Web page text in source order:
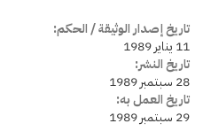
تاريخ إصدار الوثيقة / الحكم:
11 يناير 1989
تاريخ النشر:
28 سبتمبر 1989
تاريخ العمل به:
29 سبتمبر 1989